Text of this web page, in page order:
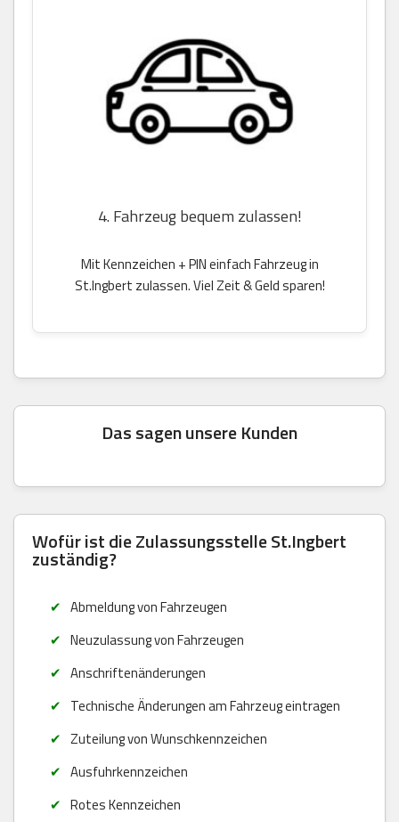
4. Fahrzeug bequem zulassen!
Mit Kennzeichen + PIN einfach Fahrzeug in
St.Ingbert zulassen. Viel Zeit & Geld sparen!
Das sagen unsere Kunden
Wofür ist die Zulassungsstelle St.Ingbert
zuständig?
Abmeldung von Fahrzeugen
Neuzulassung von Fahrzeugen
Anschriftenänderungen
Technische Änderungen am Fahrzeug eintragen
Zuteilung von Wunschkennzeichen
Ausfuhrkennzeichen
Rotes Kennzeichen